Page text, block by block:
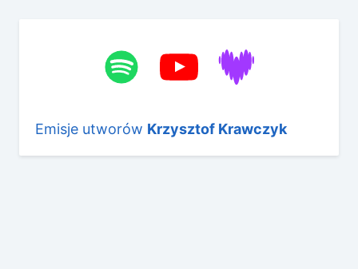
Emisje utworów Krzysztof Krawczyk